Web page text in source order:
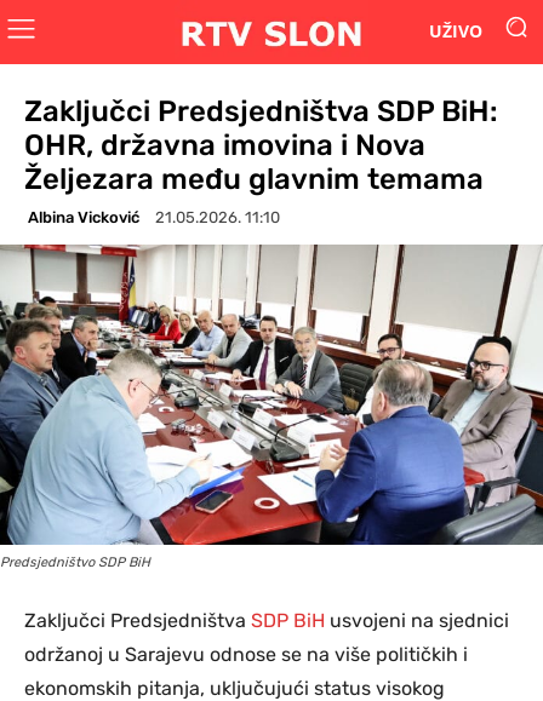
UŽIVO
Zaključci Predsjedništva SDP BiH:
OHR, državna imovina i Nova
Željezara među glavnim temama
Albina Vicković 21.05.2026. 11:10
Predsjedništvo SDP BiH
Zaključci Predsjedništva SDP BiH usvojeni na sjednici
održanoj u Sarajevu odnose se na više političkih i
ekonomskih pitanja, uključujući status visokog